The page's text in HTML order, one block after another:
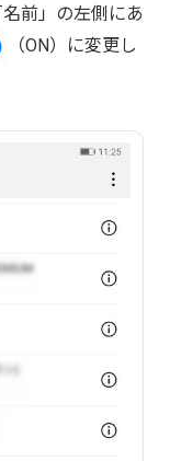
前」の左側にあ
（ON）に変更し